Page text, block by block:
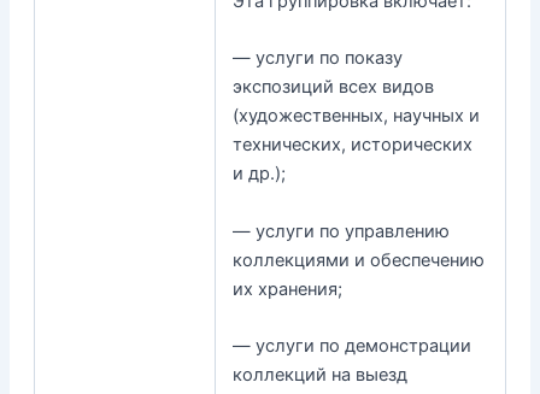
— услуги по показу
экспозиций всех видов
(художественных, научных и
технических, исторических
и др.);
— услуги по управлению
коллекциями и обеспечению
их хранения;
— услуги по демонстрации
коллекций на выезд